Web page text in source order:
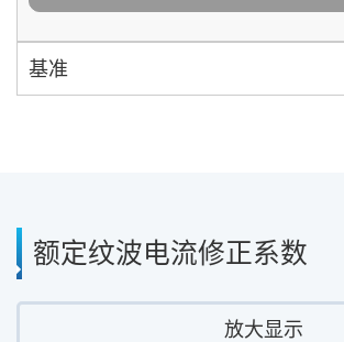
基准
额定纹波电流修正系数
放大显示